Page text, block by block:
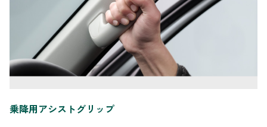
乗降用アシストグリップ